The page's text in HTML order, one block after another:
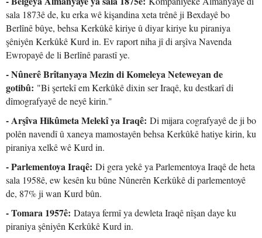
sala 1873ê de, ku erka wê kişandina xeta trênê ji Bexdayê bo
Berlînê bûye, behsa Kerkûkê kiriye û diyar kiriye ku piraniya
şêniyên Kerkûkê Kurd in. Ev raport niha jî di arşîva Navenda
Ewropayê de li Berlînê parastî ye.
- Nûnerê Brîtanyaya Mezin di Komeleya Neteweyan de
gotibû: "Bi şertekî em Kerkûkê dixin ser Iraqê, ku destkarî di
dîmografyayê de neyê kirin."
- Arşîva Hikûmeta Melekî ya Iraqê: Di mijara cografyayê de ji bo
polên navendî û xaneya mamostayên behsa Kerkûkê hatiye kirin, ku
piraniya xelkê wê Kurd in.
- Parlementoya Iraqê: Di gera yekê ya Parlementoya Iraqê de heta
sala 1958ê, ew kesên ku bûne Nûnerên Kerkûkê di parlementoyê
de, 87% ji wan Kurd bûn.
- Tomara 1957ê: Dataya fermî ya dewleta Iraqê nîşan daye ku
piraniya şêniyên Kerkûkê Kurd in.